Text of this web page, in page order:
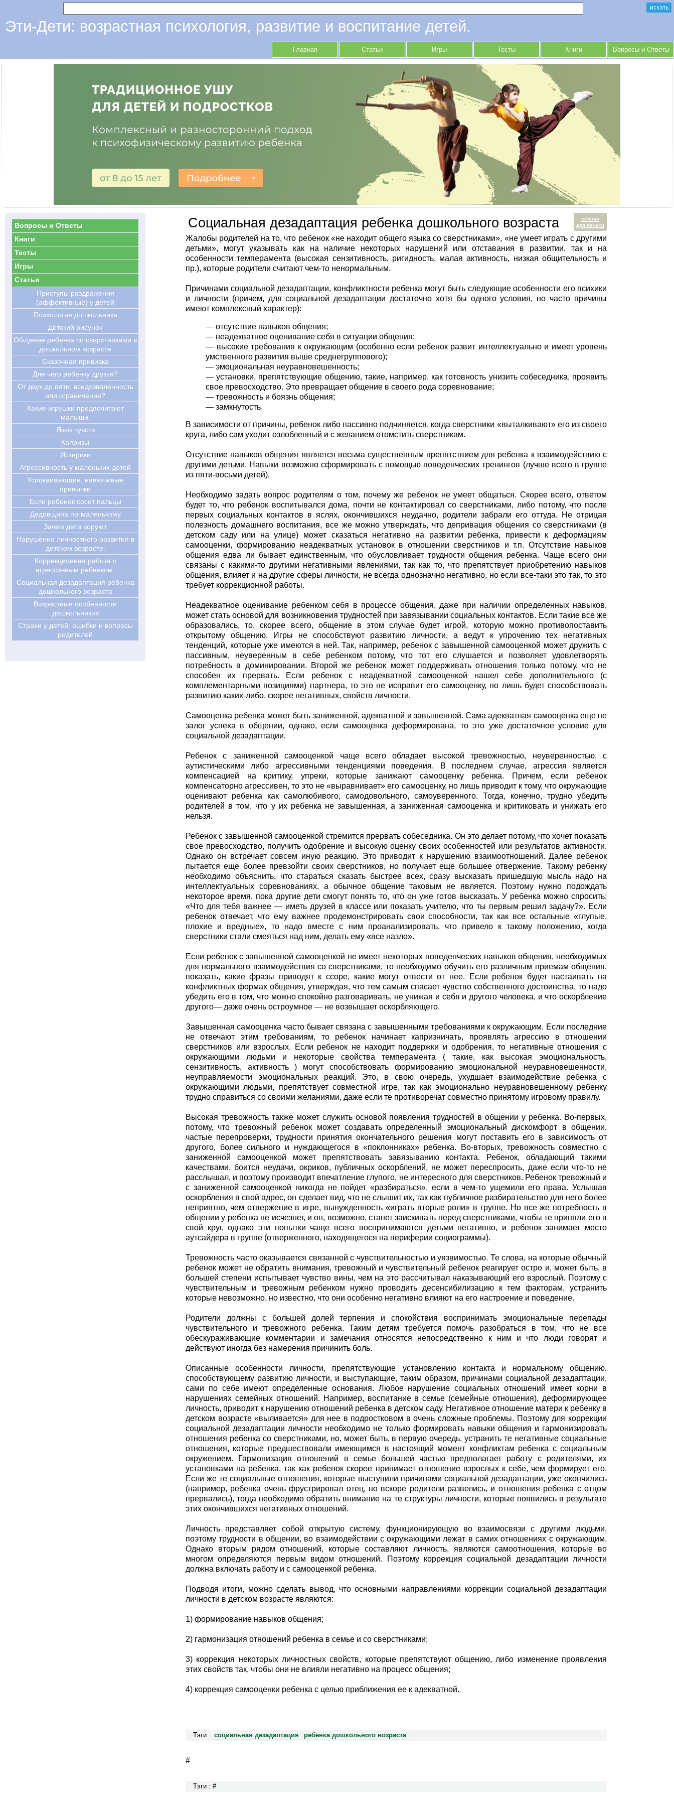
Эти-Дети: возрастная психология, развитие и воспитание детей.
Главная Статьи Игры Тесты Книги Вопросы и Ответы
версия
для печати
Социальная дезадаптация ребенка дошкольного возраста
Жалобы родителей на то, что ребенок «не находит общего языка со сверстниками», «не умеет играть с другими
детьми», могут указывать как на наличие некоторых нарушений или отставания в развитии, так и на
особенности темперамента (высокая сензитивность, ригидность, малая активность, низкая общительность и
пр.), которые родители считают чем-то ненормальным.
Причинами социальной дезадаптации, конфликтности ребенка могут быть следующие особенности его психики
и личности (причем, для социальной дезадаптации достаточно хотя бы одного условия, но часто причины
имеют комплексный характер):
— отсутствие навыков общения;
— неадекватное оценивание себя в ситуации общения;
— высокие требования к окружающим (особенно если ребенок развит интеллектуально и имеет уровень
умственного развития выше среднегруппового);
— эмоциональная неуравновешенность;
— установки, препятствующие общению, такие, например, как готовность унизить собеседника, проявить
свое превосходство. Это превращает общение в своего рода соревнование;
— тревожность и боязнь общения;
— замкнутость.
В зависимости от причины, ребенок либо пассивно подчиняется, когда сверстники «выталкивают» его из своего
круга, либо сам уходит озлобленный и с желанием отомстить сверстникам.
Отсутствие навыков общения является весьма существенным препятствием для ребенка к взаимодействию с
другими детьми. Навыки возможно сформировать с помощью поведенческих тренингов (лучше всего в группе
из пяти-восьми детей).
Необходимо задать вопрос родителям о том, почему же ребенок не умеет общаться. Скорее всего, ответом
будет то, что ребенок воспитывался дома, почти не контактировал со сверстниками, либо потому, что после
первых социальных контактов в яслях, окончившихся неудачно, родители забрали его оттуда. Не отрицая
полезность домашнего воспитания, все же можно утверждать, что депривация общения со сверстниками (в
детском саду или на улице) может сказаться негативно на развитии ребенка, привести к деформациям
самооценки, формированию неадекватных установок в отношении сверстников и т.п. Отсутствие навыков
общения едва ли бывает единственным, что обусловливает трудности общения ребенка. Чаще всего они
связаны с какими-то другими негативными явлениями, так как то, что препятствует приобретению навыков
общения, влияет и на другие сферы личности, не всегда однозначно негативно, но если все-таки это так, то это
требует коррекционной работы.
Неадекватное оценивание ребенком себя в процессе общения, даже при наличии определенных навыков,
может стать основой для возникновения трудностей при завязывании социальных контактов. Если такие все же
образовались, то, скорее всего, общение в этом случае будет игрой, которую можно противопоставить
открытому общению. Игры не способствуют развитию личности, а ведут к упрочению тех негативных
тенденций, которые уже имеются в ней. Так, например, ребенок с завышенной самооценкой может дружить с
пассивным, неуверенным в себе ребенком потому, что тот его слушается и позволяет удовлетворять
потребность в доминировании. Второй же ребенок может поддерживать отношения только потому, что не
способен их прервать. Если ребенок с неадекватной самооценкой нашел себе дополнительного (с
комплементарными позициями) партнера, то это не исправит его самооценку, но лишь будет способствовать
развитию каких-либо, скорее негативных, свойств личности.
Самооценка ребенка может быть заниженной, адекватной и завышенной. Сама адекватная самооценка еще не
залог успеха в общении, однако, если самооценка деформирована, то это уже достаточное условие для
социальной дезадаптации.
Ребенок с заниженной самооценкой чаще всего обладает высокой тревожностью, неуверенностью, с
аутистическими либо агрессивными тенденциями поведения. В последнем случае, агрессия является
компенсацией на критику, упреки, которые занижают самооценку ребенка. Причем, если ребенок
компенсаторно агрессивен, то это не «выравнивает» его самооценку, но лишь приводит к тому, что окружающие
оценивают ребенка как самолюбивого, самодовольного, самоуверенного. Тогда, конечно, трудно убедить
родителей в том, что у их ребенка не завышенная, а заниженная самооценка и критиковать и унижать его
нельзя.
Ребенок с завышенной самооценкой стремится прервать собеседника. Он это делает потому, что хочет показать
свое превосходство, получить одобрение и высокую оценку своих особенностей или результатов активности.
Однако он встречает совсем иную реакцию. Это приводит к нарушению взаимоотношений. Далее ребенок
пытается еще более превзойти своих сверстников, но получает еще большее отвержение. Такому ребенку
необходимо объяснить, что стараться сказать быстрее всех, сразу высказать пришедшую мысль надо на
интеллектуальных соревнованиях, а обычное общение таковым не является. Поэтому нужно подождать
некоторое время, пока другие дети смогут понять то, что он уже готов высказать. У ребенка можно спросить:
«Что для тебя важнее — иметь друзей в классе или показать учителю, что ты первым решил задачу?». Если
ребенок отвечает, что ему важнее продемонстрировать свои способности, так как все остальные «глупые,
плохие и вредные», то надо вместе с ним проанализировать, что привело к такому положению, когда
сверстники стали смеяться над ним, делать ему «все назло».
Если ребенок с завышенной самооценкой не имеет некоторых поведенческих навыков общения, необходимых
для нормального взаимодействия со сверстниками, то необходимо обучить его различным приемам общения,
показать, какие фразы приводят к ссоре, какие могут отвести от нее. Если ребенок будет настаивать на
конфликтных формах общения, утверждая, что тем самым спасает чувство собственного достоинства, то надо
убедить его в том, что можно спокойно разговаривать, не унижая и себя и другого человека, и что оскорбление
другого— даже очень остроумное — не возвышает оскорбляющего.
Завышенная самооценка часто бывает связана с завышенными требованиями к окружающим. Если последние
не отвечают этим требованиям, то ребенок начинает капризничать, проявлять агрессию в отношении
сверстников или взрослых. Если ребенок не находит поддержки и одобрения, то негативные отношения с
окружающими людьми и некоторые свойства темперамента ( такие, как высокая эмоциональность,
сензитивность, активность ) могут способствовать формированию эмоциональной неуравновешенности,
неуправляемости эмоциональных реакций. Это, в свою очередь, ухудшает взаимодействие ребенка с
окружающими людьми, препятствует совместной игре, так как эмоционально неуравновешенному ребенку
трудно справиться со своими желаниями, даже если те противоречат совместно принятому игровому правилу.
Высокая тревожность также может служить основой появления трудностей в общении у ребенка. Во-первых,
потому, что тревожный ребенок может создавать определенный эмоциональный дискомфорт в общении,
частые перепроверки, трудности принятия окончательного решения могут поставить его в зависимость от
другого, более сильного и нуждающегося в «поклонниках» ребенка. Во-вторых, тревожность совместно с
заниженной самооценкой может препятствовать завязыванию контакта. Ребенок, обладающий такими
качествами, боится неудачи, окриков, публичных оскорблений, не может переспросить, даже если что-то не
расслышал, и поэтому производит впечатление глупого, не интересного для сверстников. Ребенок тревожный и
с заниженной самооценкой никогда не пойдет «разбираться», если в чем-то ущемили его права. Услышав
оскорбления в свой адрес, он сделает вид, что не слышит их, так как публичное разбирательство для него более
неприятно, чем отвержение в игре, вынужденность «играть вторые роли» в группе. Но все же потребность в
общении у ребенка не исчезнет, и он, возможно, станет заискивать перед сверстниками, чтобы те приняли его в
свой круг, однако эти попытки чаще всего воспринимаются детьми негативно, и ребенок занимает место
аутсайдера в группе (отверженного, находящегося на периферии социограммы).
Тревожность часто оказывается связанной с чувствительностью и уязвимостью. Те слова, на которые обычный
ребенок может не обратить внимания, тревожный и чувствительный ребенок реагирует остро и, может быть, в
большей степени испытывает чувство вины, чем на это рассчитывал наказывающий его взрослый. Поэтому с
чувствительным и тревожным ребенком нужно проводить десенсибилизацию к тем факторам, устранить
которые невозможно, но известно, что они особенно негативно влияют на его настроение и поведение.
Родители должны с большей долей терпения и спокойствия воспринимать эмоциональные перепады
чувствительного и тревожного ребенка. Таким детям требуется помочь разобраться в том, что не все
обескураживающие комментарии и замечания относятся непосредственно к ним и что люди говорят и
действуют иногда без намерения причинить боль.
Описанные особенности личности, препятствующие установлению контакта и нормальному общению,
способствующему развитию личности, и выступающие, таким образом, причинами социальной дезадаптации,
сами по себе имеют определенные основания. Любое нарушение социальных отношений имеет корни в
нарушениях семейных отношений. Например, воспитание в семье (семейные отношения), деформирующее
личность, приводит к нарушению отношений ребенка в детском саду. Негативное отношение матери к ребенку в
детском возрасте «выливается» для нее в подростковом в очень сложные проблемы. Поэтому для коррекции
социальной дезадаптации личности необходимо не только формировать навыки общения и гармонизировать
отношения ребенка со сверстниками, но, может быть, в первую очередь, устранить те негативные социальные
отношения, которые предшествовали имеющимся в настоящий момент конфликтам ребенка с социальным
окружением. Гармонизация отношений в семье большей частью предполагает работу с родителями, их
установками на ребенка, так как ребенок скорее принимает отношение взрослых к себе, чем формирует его.
Если же те социальные отношения, которые выступили причинами социальной дезадаптации, уже окончились
(например, ребенка очень фрустрировал отец, но вскоре родители развелись, и отношения ребенка с отцом
прервались), тогда необходимо обратить внимание на те структуры личности, которые появились в результате
этих окончившихся негативных отношений.
Личность представляет собой открытую систему, функционирующую во взаимосвязи с другими людьми,
поэтому трудности в общении, во взаимодействии с окружающими лежат в самих отношениях с окружающим.
Однако вторым рядом отношений, которые составляют личность, являются самоотношения, которые во
многом определяются первым видом отношений. Поэтому коррекция социальной дезадаптации личности
должна включать работу и с самооценкой ребенка.
Подводя итоги, можно сделать вывод, что основными направлениями коррекции социальной дезадаптации
личности в детском возрасте являются:
1) формирование навыков общения;
2) гармонизация отношений ребенка в семье и со сверстниками;
3) коррекция некоторых личностных свойств, которые препятствуют общению, либо изменение проявления
этих свойств так, чтобы они не влияли негативно на процесс общения;
4) коррекция самооценки ребенка с целью приближения ее к адекватной.
Тэги : cоциальная дезадаптация ребенка дошкольного возраста
#
Тэги : #
Вопросы и Ответы
Книги
Тесты
Игры
Статьи
Приступы раздражения
(аффективные) у детей
Психология дошкольника
Детский рисунок
Общение ребенка со сверстниками в
дошкольном возрасте
Сказочная прививка
Для чего ребенку друзья?
От двух до пяти: вседозволенность
или ограничения?
Какие игрушки предпочитают
малыши.
Язык чувств
Капризы
Истерики
Агрессивность у маленьких детей
Успокаивающие, навязчивые
привычки
Если ребенок сосет пальцы
Дедовщина по-маленькому
Зачем дети воруют
Нарушение личностного развития в
детском возрасте.
Коррекционная работа с
агрессивным ребенком.
Социальная дезадаптация ребенка
дошкольного возраста
Возрастные особенности
дошкольников
Страхи у детей: ошибки и вопросы
родителей